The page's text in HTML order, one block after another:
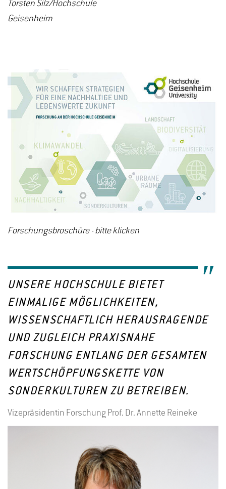
Torsten Silz/Hochschule
Geisenheim
Forschungsbroschüre - bitte klicken
UNSERE HOCHSCHULE BIETET
EINMALIGE MÖGLICHKEITEN,
WISSENSCHAFTLICH HERAUSRAGENDE
UND ZUGLEICH PRAXISNAHE
FORSCHUNG ENTLANG DER GESAMTEN
WERTSCHÖPFUNGSKETTE VON
SONDERKULTUREN ZU BETREIBEN.
Vizepräsidentin Forschung Prof. Dr. Annette Reineke